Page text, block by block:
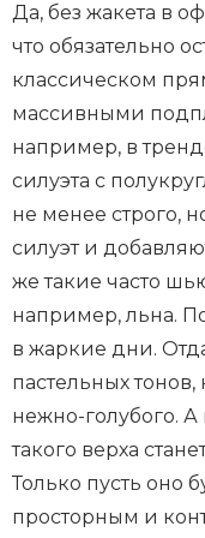
Да, без жакета в
что обязательно
классическом
массивными
например, в
силуэта с
не менее строго,
силуэт и
же такие часто
например, льна.
в жаркие дни.
пастельных
нежно-голубого.
такого верха
Только пусть оно
просторным и